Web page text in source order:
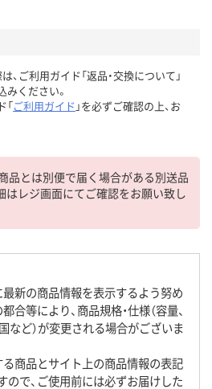
、ご利用ガイド「返品・交換について」
みください。
「ご利用ガイド 」を必ずご確認の上、お
品とは別便で届く場合がある別送品
はレジ画面にてご確認をお願い致し
最新の商品情報を表示するよう努め
合等により、商品規格・仕様（容量、
など）が変更される場合がございま
る商品とサイト上の商品情報の表記
ので、ご使用前には必ずお届けした